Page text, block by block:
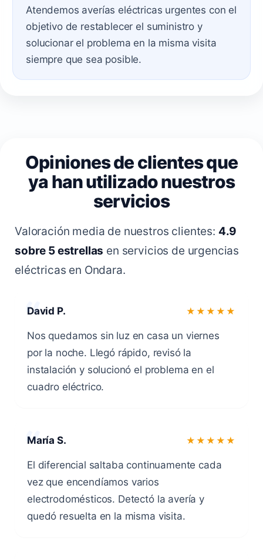
Atendemos averías eléctricas urgentes con el
objetivo de restablecer el suministro y
solucionar el problema en la misma visita
siempre que sea posible.
Opiniones de clientes que
ya han utilizado nuestros
servicios
Valoración media de nuestros clientes: 4.9
sobre 5 estrellas en servicios de urgencias
eléctricas en Ondara.
David P. ★★★★★
Nos quedamos sin luz en casa un viernes
por la noche. Llegó rápido, revisó la
instalación y solucionó el problema en el
cuadro eléctrico.
María S. ★★★★★
El diferencial saltaba continuamente cada
vez que encendíamos varios
electrodomésticos. Detectó la avería y
quedó resuelta en la misma visita.